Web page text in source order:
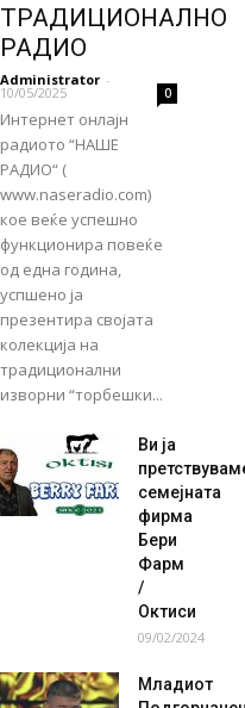
ТРАДИЦИОНАЛНО
РАДИО
Administrator -
10/05/2025 0
Интернет онлајн
радиото “НАШЕ
РАДИО“ (
www.naseradio.com)
кое веќе успешно
функционира повеќе
од една година,
успшено ја
презентира својата
колекција на
традиционални
изворни “торбешки...
Ви ја
семејната
фирма
Бери
Фарм
/
Октиси
09/02/2024
Младиот